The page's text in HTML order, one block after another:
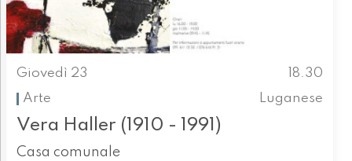
Giovedì 23
18.30
Arte
Luganese
Vera Haller (1910 - 1991)
Casa comunale